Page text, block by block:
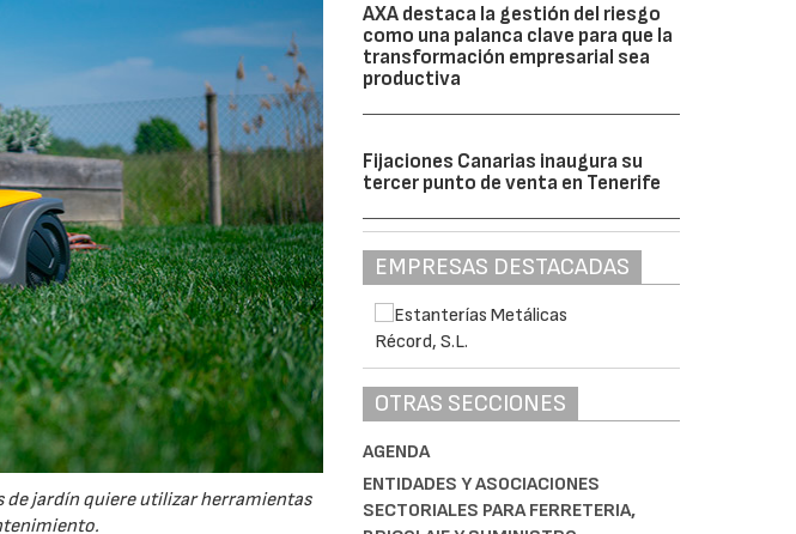
de jardín quiere utilizar herramientas
AXA destaca la gestión del riesgo
como una palanca clave para que la
transformación empresarial sea
productiva
Fijaciones Canarias inaugura su
tercer punto de venta en Tenerife
EMPRESAS DESTACADAS
OTRAS SECCIONES
AGENDA
ENTIDADES Y ASOCIACIONES
SECTORIALES PARA FERRETERIA,